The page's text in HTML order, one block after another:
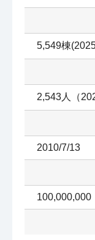
5,549棟
2,543人（
2010/7/13
100,000,000